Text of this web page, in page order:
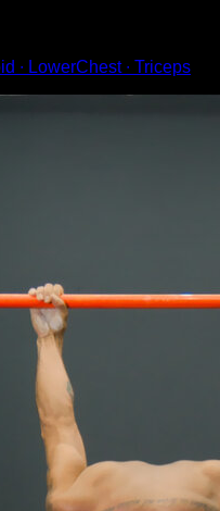
∙ LowerChest ∙ Triceps